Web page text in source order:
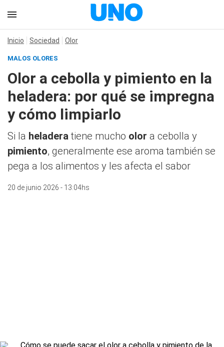
Inicio Sociedad Olor
MALOS OLORES
Olor a cebolla y pimiento en la
heladera: por qué se impregna
y cómo limpiarlo
Si la heladera tiene mucho olor a cebolla y
pimiento, generalmente ese aroma también se
pega a los alimentos y les afecta el sabor
20 de junio 2026 - 13:04hs